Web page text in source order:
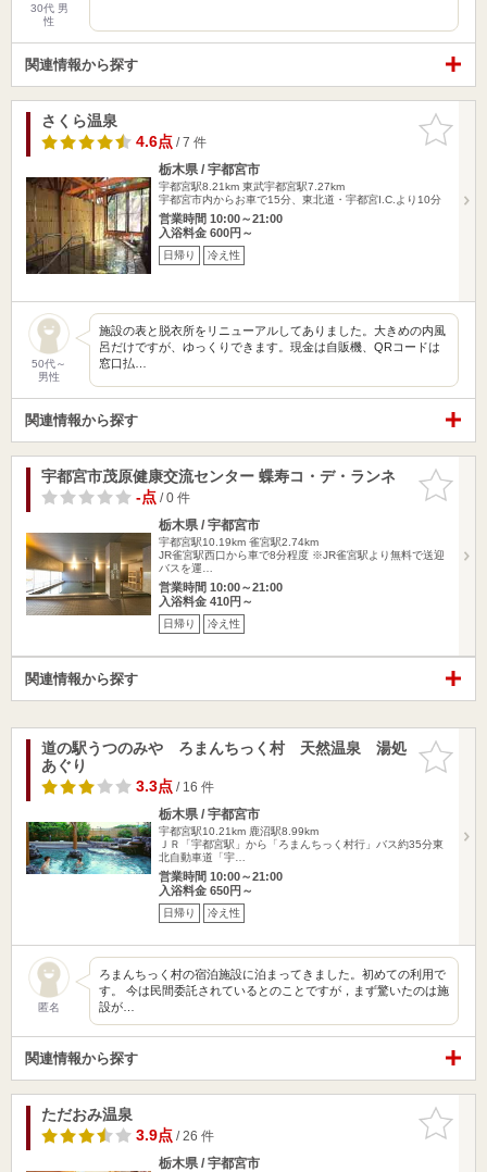
30代 男
性
関連情報から探す
お気に入
りに追加
さくら温泉
4.6点/ 7 件
栃木県 / 宇都宮市
宇都宮駅8.21km 東武宇都宮駅7.27km
宇都宮市内からお車で15分、東北道・宇都宮I.C.より10分
営業時間 10:00～21:00
入浴料金 600円～
日帰り 冷え性
50代～
男性
施設の表と脱衣所をリニューアルしてありました。大きめの内風
呂だけですが、ゆっくりできます。現金は自販機、QRコードは
窓口払…
関連情報から探す
お気に入
りに追加
宇都宮市茂原健康交流センター 蝶寿コ・デ・ランネ
-点/ 0 件
栃木県 / 宇都宮市
宇都宮駅10.19km 雀宮駅2.74km
JR雀宮駅西口から車で8分程度 ※JR雀宮駅より無料で送迎
バスを運…
営業時間 10:00～21:00
入浴料金 410円～
日帰り 冷え性
関連情報から探す
お気に入
りに追加
道の駅うつのみや ろまんちっく村 天然温泉 湯処
あぐり
3.3点/ 16 件
栃木県 / 宇都宮市
宇都宮駅10.21km 鹿沼駅8.99km
ＪＲ「宇都宮駅」から「ろまんちっく村行」バス約35分東
北自動車道「宇…
営業時間 10:00～21:00
入浴料金 650円～
日帰り 冷え性
匿名
ろまんちっく村の宿泊施設に泊まってきました。初めての利用で
す。 今は民間委託されているとのことですが，まず驚いたのは施
設が…
関連情報から探す
お気に入
りに追加
ただおみ温泉
3.9点/ 26 件
栃木県 / 宇都宮市